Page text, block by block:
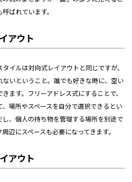
ばれています。
アウト
イルは対向式レイアウトと同じですが、
いということ。誰でも好きな時に、空い
ます。フリーアドレス式にすることで、
場所やスペースを自分で選択できるとい
、個人の持ち物を管理する場所を別途で
辺にスペースも必要になってきます。
アウト